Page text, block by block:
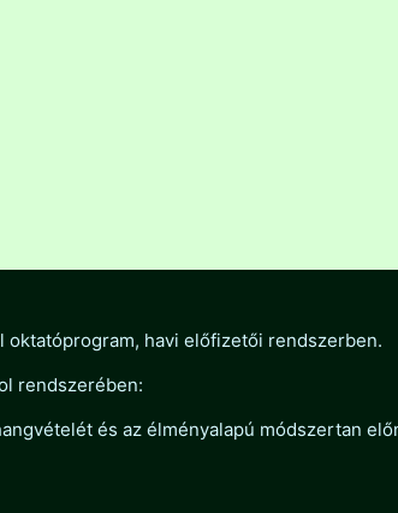
havi előfizetői rendszerben.
rendszerében:
és az élményalapú módszertan